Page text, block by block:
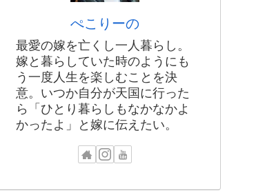
ぺこりーの
最愛の嫁を亡くし一人暮らし。
嫁と暮らしていた時のようにも
う一度人生を楽しむことを決
意。いつか自分が天国に行った
ら「ひとり暮らしもなかなかよ
かったよ」と嫁に伝えたい。